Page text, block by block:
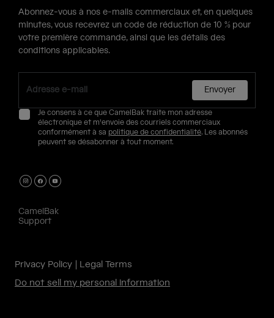
Abonnez-vous à nos e-mails commerciaux et, en quelques
minutes, vous recevrez un code de réduction de 10 % pour
votre première commande, ainsi que les détails des
conditions applicables.
Envoyer
Je consens à ce que CamelBak traite mon adresse
électronique et m'envoie des courriels commerciaux
conformément à sa politique de confidentialité. Les abonnés
peuvent se désabonner à tout moment.
CamelBak
Support
Privacy Policy
Legal Terms
Do not sell my personal information